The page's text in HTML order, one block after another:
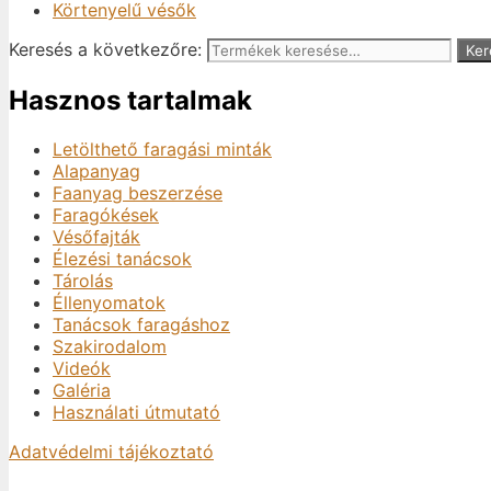
Körtenyelű vésők
Keresés a következőre:
Hasznos tartalmak
Letölthető faragási minták
Alapanyag
Faanyag beszerzése
Faragókések
Vésőfajták
Élezési tanácsok
Tárolás
Éllenyomatok
Tanácsok faragáshoz
Szakirodalom
Videók
Galéria
Használati útmutató
Adatvédelmi tájékoztató